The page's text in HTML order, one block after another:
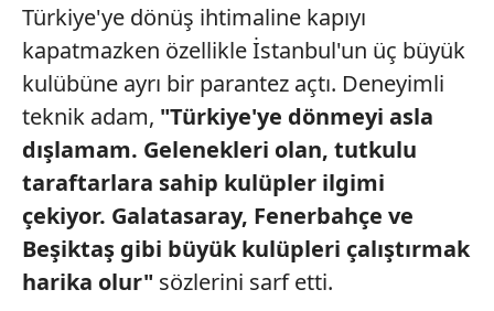
Türkiye'ye dönüş ihtimaline kapıyı
kapatmazken özellikle İstanbul'un üç büyük
kulübüne ayrı bir parantez açtı. Deneyimli
teknik adam, "Türkiye'ye dönmeyi asla
dışlamam. Gelenekleri olan, tutkulu
taraftarlara sahip kulüpler ilgimi
çekiyor. Galatasaray, Fenerbahçe ve
Beşiktaş gibi büyük kulüpleri çalıştırmak
harika olur" sözlerini sarf etti.